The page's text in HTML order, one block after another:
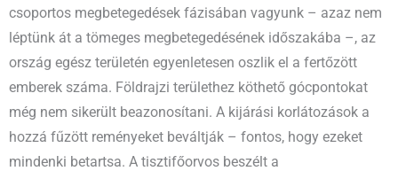
csoportos megbetegedések fázisában vagyunk – azaz nem
léptünk át a tömeges megbetegedésének időszakába –, az
ország egész területén egyenletesen oszlik el a fertőzött
emberek száma. Földrajzi területhez köthető gócpontokat
még nem sikerült beazonosítani. A kijárási korlátozások a
hozzá fűzött reményeket beváltják – fontos, hogy ezeket
mindenki betartsa. A tisztifőorvos beszélt a